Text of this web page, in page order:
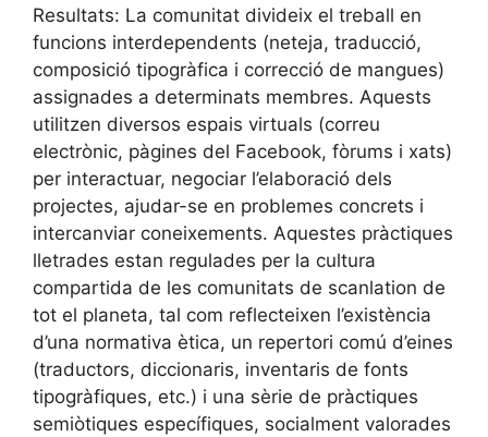
Resultats: La comunitat divideix el treball en
funcions interdependents (neteja, traducció,
composició tipogràfica i correcció de mangues)
assignades a determinats membres. Aquests
utilitzen diversos espais virtuals (correu
electrònic, pàgines del Facebook, fòrums i xats)
per interactuar, negociar l’elaboració dels
projectes, ajudar-se en problemes concrets i
intercanviar coneixements. Aquestes pràctiques
lletrades estan regulades per la cultura
compartida de les comunitats de scanlation de
tot el planeta, tal com reflecteixen l’existència
d’una normativa ètica, un repertori comú d’eines
(traductors, diccionaris, inventaris de fonts
tipogràfiques, etc.) i una sèrie de pràctiques
semiòtiques específiques, socialment valorades